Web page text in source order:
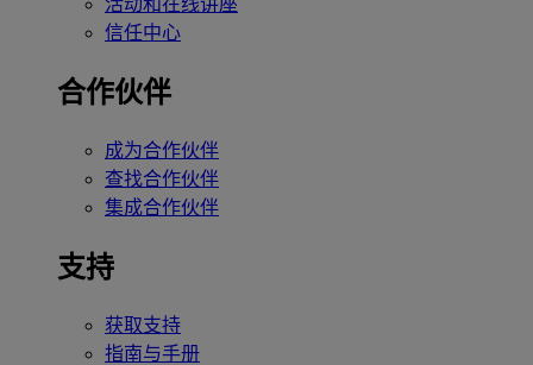
活动和在线讲座
信任中心
合作伙伴
成为合作伙伴
查找合作伙伴
集成合作伙伴
支持
获取支持
指南与手册